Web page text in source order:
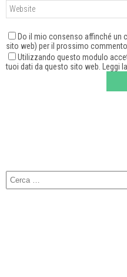
Do il mio consenso affinché un
sito web) per il prossimo commento.
Utilizzando questo modulo
tuoi dati da questo sito web. Leggi